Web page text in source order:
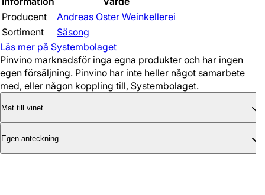
Producent
Andreas Oster Weinkellerei
Sortiment
Säsong
Läs mer på Systembolaget
Pinvino marknadsför inga egna produkter och har ingen
egen försäljning. Pinvino har inte heller något samarbete
med, eller någon koppling till, Systembolaget.
Mat till vinet
Egen anteckning